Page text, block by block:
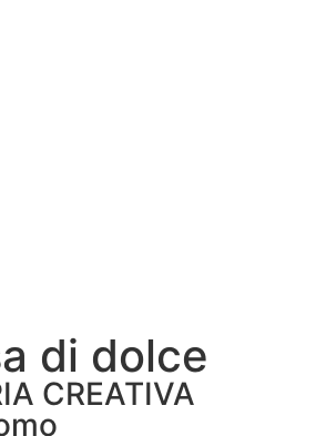
di dolce
CREATIVA